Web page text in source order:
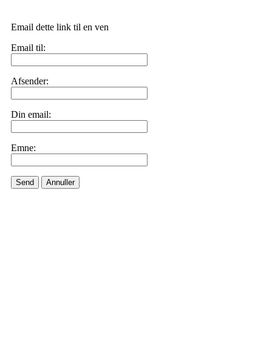
Email dette link til en ven
Email til:
Afsender:
Din email:
Emne:
Send Annuller